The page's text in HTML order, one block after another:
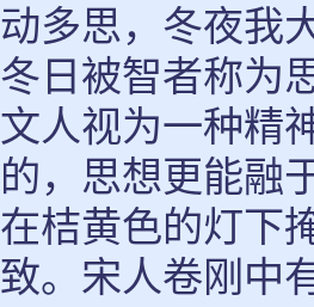
动多思，冬夜我
冬日被智者称为
文人视为一种精
的，思想更能融
在桔黄色的灯下
致。宋人卷刚中